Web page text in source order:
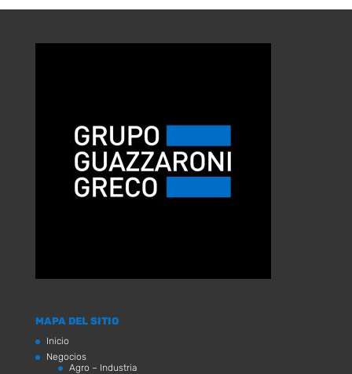
MAPA DEL SITIO
Inicio
Negocios
Agro – Industria